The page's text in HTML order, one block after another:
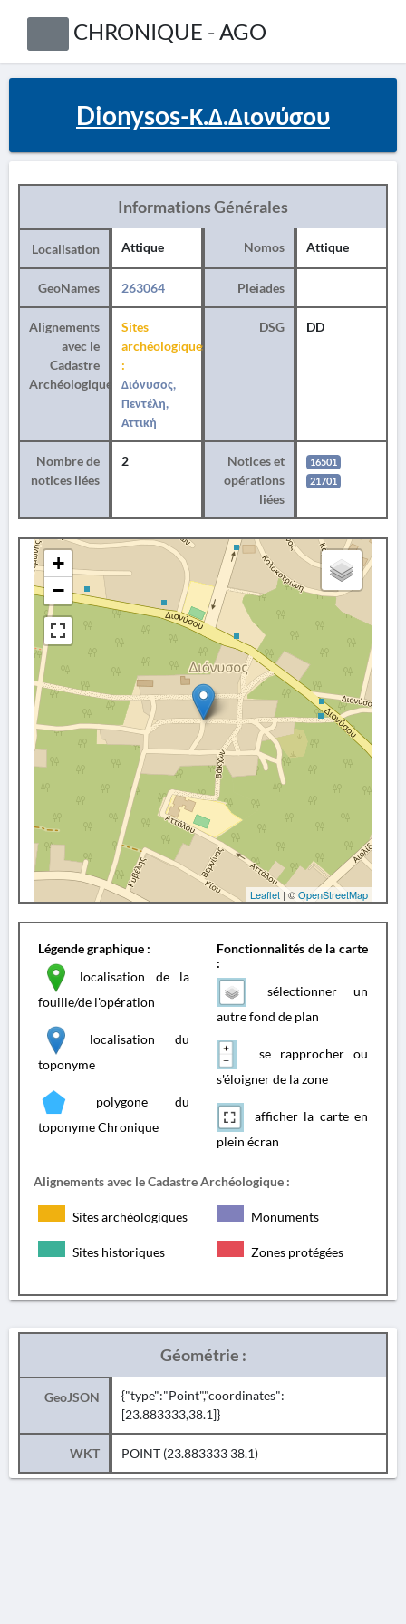
CHRONIQUE - AGO
Dionysos-Κ.Δ.Διονύσου
Informations Générales
Localisation Attique Nomos Attique
GeoNames 263064 Pleiades
Alignements
avec le
Cadastre
Archéologique
Sites
archéologiques
:
Διόνυσος,
Πεντέλη,
Αττική
DSG DD
Nombre de
notices liées
2
Notices et
opérations
liées
16501
21701
+
−
Leaflet | ©OpenStreetMap
Légende graphique :
localisation de la
fouille/de l'opération
localisation du
toponyme
polygone du
toponyme Chronique
Fonctionnalités de la carte
:
sélectionner un
autre fond de plan
se rapprocher ou
s'éloigner de la zone
afficher la carte en
plein écran
Alignements avec le Cadastre Archéologique :
Sites archéologiques Monuments
Sites historiques Zones protégées
Géométrie :
GeoJSON
{"type":"Point","coordinates":
[23.883333,38.1]}
WKT POINT (23.883333 38.1)